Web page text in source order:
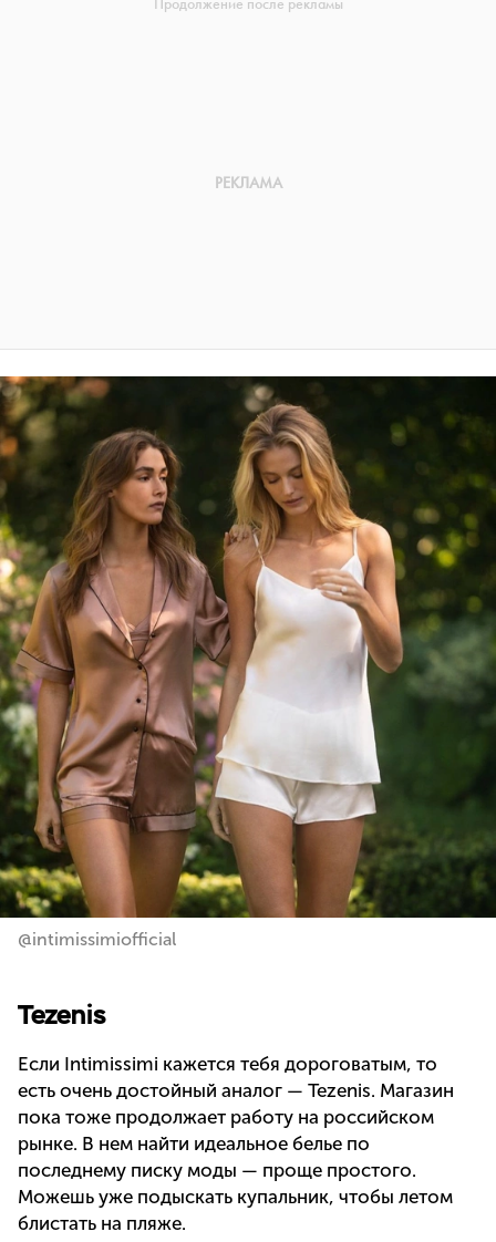
@intimissimiofficial
Tezenis
Если Intimissimi кажется тебя дороговатым, то
есть очень достойный аналог — Tezenis. Магазин
пока тоже продолжает работу на российском
рынке. В нем найти идеальное белье по
последнему писку моды — проще простого.
Можешь уже подыскать купальник, чтобы летом
блистать на пляже.